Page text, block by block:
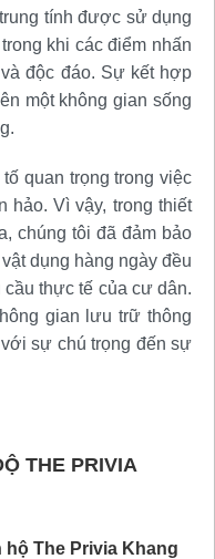
tính được sử dụng
khi các điểm nhấn
độc đáo. Sự kết hợp
một không gian sống
quan trọng trong việc
hảo. Vì vậy, trong thiết
chúng tôi đã đảm bảo
dụng hàng ngày đều
thực tế của cư dân.
gian lưu trữ thông
sự chú trọng đến sự
THE PRIVIA
The Privia Khang